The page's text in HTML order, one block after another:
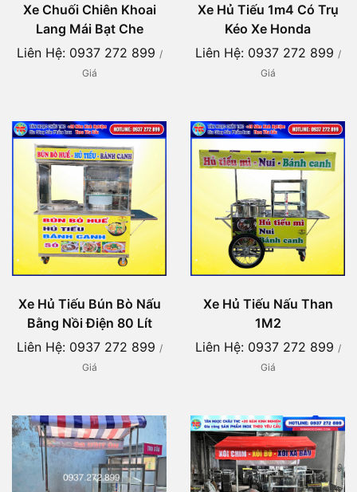
Xe Chuối Chiên Khoai
Lang Mái Bạt Che
Liên Hệ: 0937 272 899 /
Giá
Xe Hủ Tiếu 1m4 Có Trụ
Kéo Xe Honda
Liên Hệ: 0937 272 899 /
Giá
Xe Hủ Tiếu Bún Bò Nấu
Bằng Nồi Điện 80 Lít
Liên Hệ: 0937 272 899 /
Giá
Xe Hủ Tiếu Nấu Than
1M2
Liên Hệ: 0937 272 899 /
Giá